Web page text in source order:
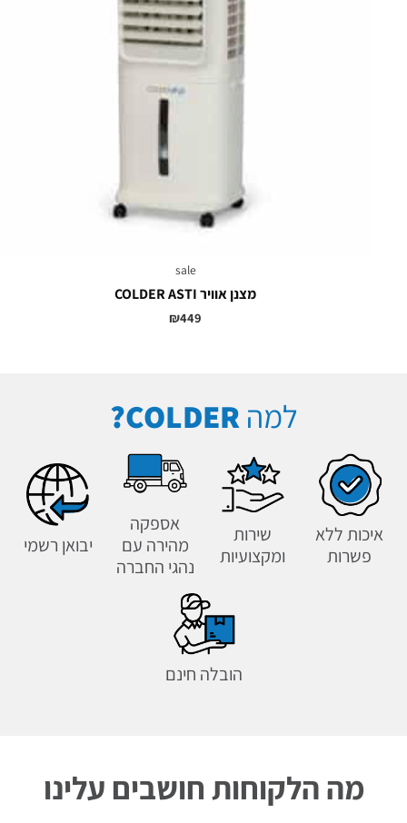
sale
מצנן אוויר COLDER ASTI
₪449
למהCOLDER?
איכות ללא
פשרות
שירות
ומקצועיות
אספקה
מהירה עם
נהגי החברה
יבואן רשמי
הובלה חינם
מה הלקוחות חושבים עלינו